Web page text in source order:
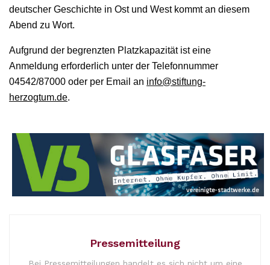
deutscher Geschichte in Ost und West kommt an diesem
Abend zu Wort.
Aufgrund der begrenzten Platzkapazität ist eine
Anmeldung erforderlich unter der Telefonnummer
04542/87000 oder per Email an info@stiftung-
herzogtum.de.
Pressemitteilung
Bei Pressemitteilungen handelt es sich nicht um eine